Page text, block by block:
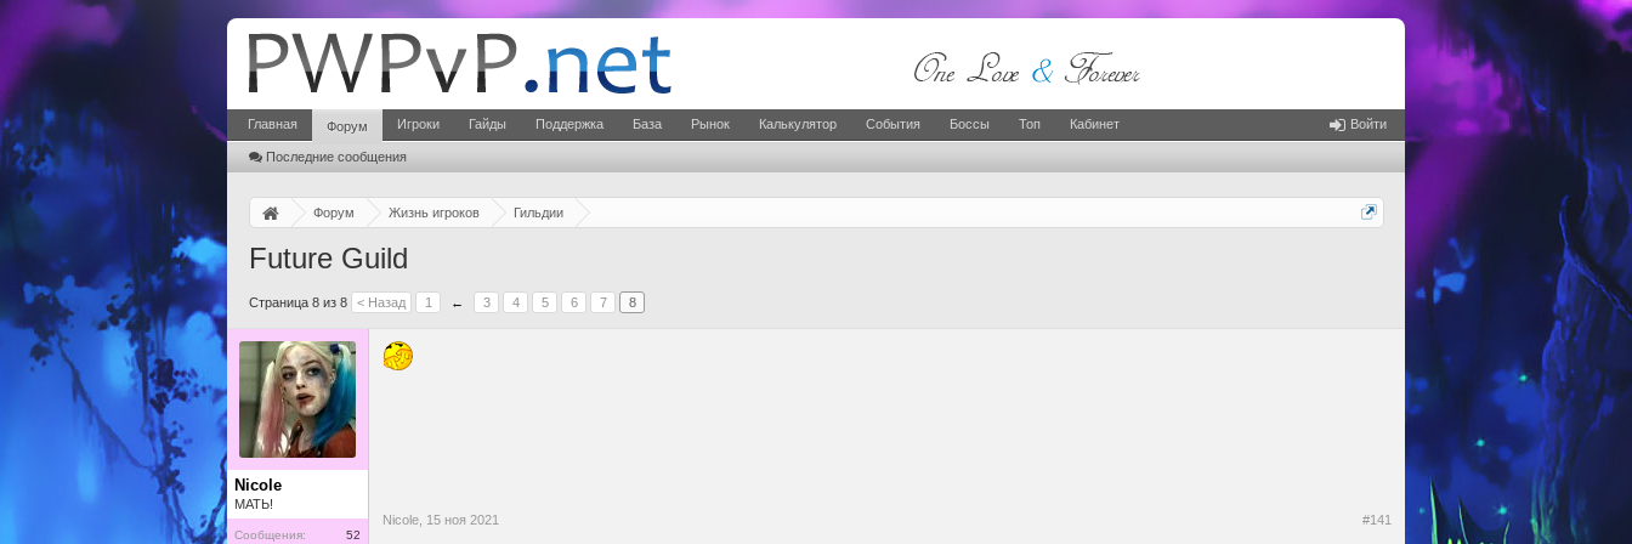
Главная Форум
Последние сообщения
Игроки Гайды Поддержка База Рынок Калькулятор События Боссы Топ Кабинет Войти
Форум Жизнь игроков Гильдии
Future Guild
Страница 8 из 8 < Назад 1 ← 3 4 5 6 7 8
Nicole
МАТЬ!
Сообщения:
52
Nicole, 15 ноя 2021 #141